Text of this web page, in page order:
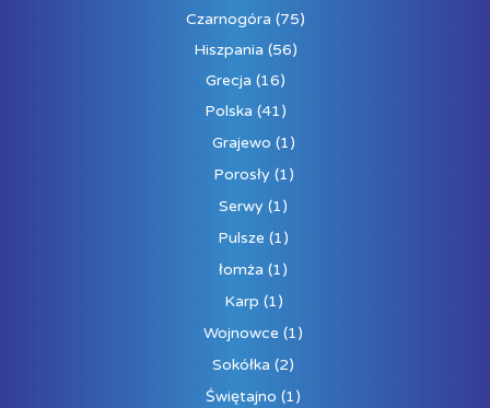
Czarnogóra (75)
Hiszpania (56)
Grecja (16)
Polska (41)
Grajewo (1)
Porosły (1)
Serwy (1)
Pulsze (1)
łomża (1)
Karp (1)
Wojnowce (1)
Sokółka (2)
Świętajno (1)